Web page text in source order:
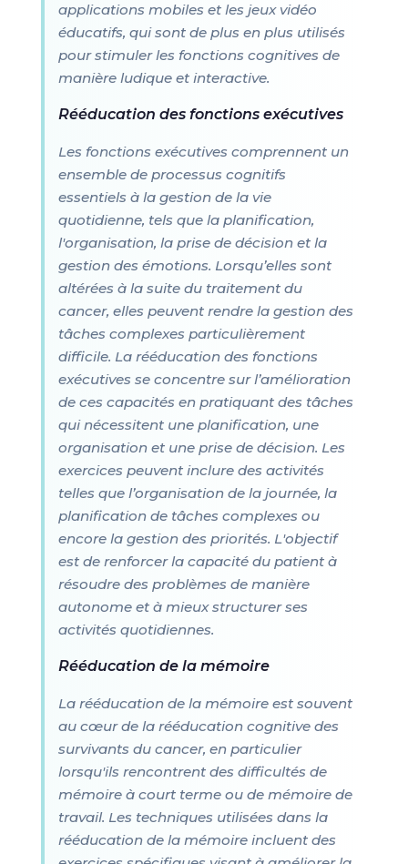
applications mobiles et les jeux vidéo
éducatifs, qui sont de plus en plus utilisés
pour stimuler les fonctions cognitives de
manière ludique et interactive.
Rééducation des fonctions exécutives
Les fonctions exécutives comprennent un
ensemble de processus cognitifs
essentiels à la gestion de la vie
quotidienne, tels que la planification,
l'organisation, la prise de décision et la
gestion des émotions. Lorsqu’elles sont
altérées à la suite du traitement du
cancer, elles peuvent rendre la gestion des
tâches complexes particulièrement
difficile. La rééducation des fonctions
exécutives se concentre sur l’amélioration
de ces capacités en pratiquant des tâches
qui nécessitent une planification, une
organisation et une prise de décision. Les
exercices peuvent inclure des activités
telles que l’organisation de la journée, la
planification de tâches complexes ou
encore la gestion des priorités. L'objectif
est de renforcer la capacité du patient à
résoudre des problèmes de manière
autonome et à mieux structurer ses
activités quotidiennes.
Rééducation de la mémoire
La rééducation de la mémoire est souvent
au cœur de la rééducation cognitive des
survivants du cancer, en particulier
lorsqu'ils rencontrent des difficultés de
mémoire à court terme ou de mémoire de
travail. Les techniques utilisées dans la
rééducation de la mémoire incluent des